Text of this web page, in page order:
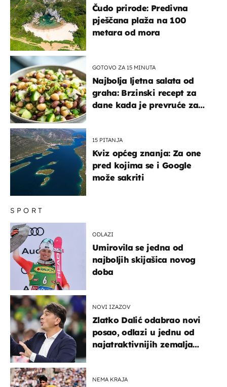
SPORT
ODLAZI
Umirovila se jedna od
najboljih skijašica novog
doba
NOVI IZAZOV
Zlatko Dalić odabrao novi
posao, odlazi u jednu od
najatraktivnijih zemalja
NEMA KRAJA
Čudo prirode: Predivna
pješčana plaža na 100
metara od mora
GOTOVO ZA 15 MINUTA
Najbolja ljetna salata od
graha: Brzinski recept za
dane kada je prevruće za
15 PITANJA
Kviz općeg znanja: Za one
pred kojima se i Google
može sakriti